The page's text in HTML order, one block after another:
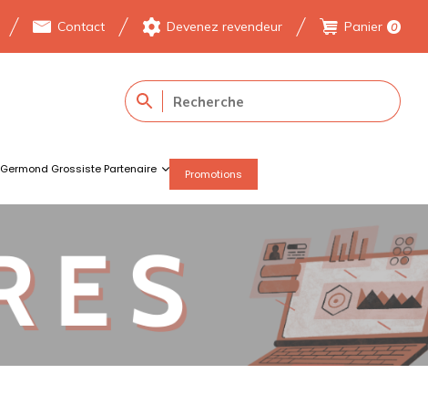
Contact Devenez revendeur Panier 0
Germond Grossiste Partenaire Promotions